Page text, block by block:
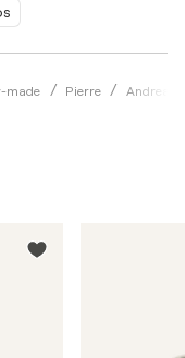
made Pierre Andrea